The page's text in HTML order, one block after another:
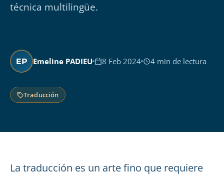
técnica multilingüe.
EP Emeline PADIEU 8 Feb 2024 4 min de lectura
Traducción
La traducción es un arte fino que requiere